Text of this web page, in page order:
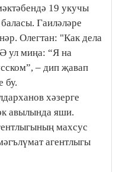
19 укучы
Гаиләләре
Олегтан: "Как дела
ул миңа: “Я на
– дип җавап
бу.
хәзерге
авылында яши.
махсус
агентлыгы